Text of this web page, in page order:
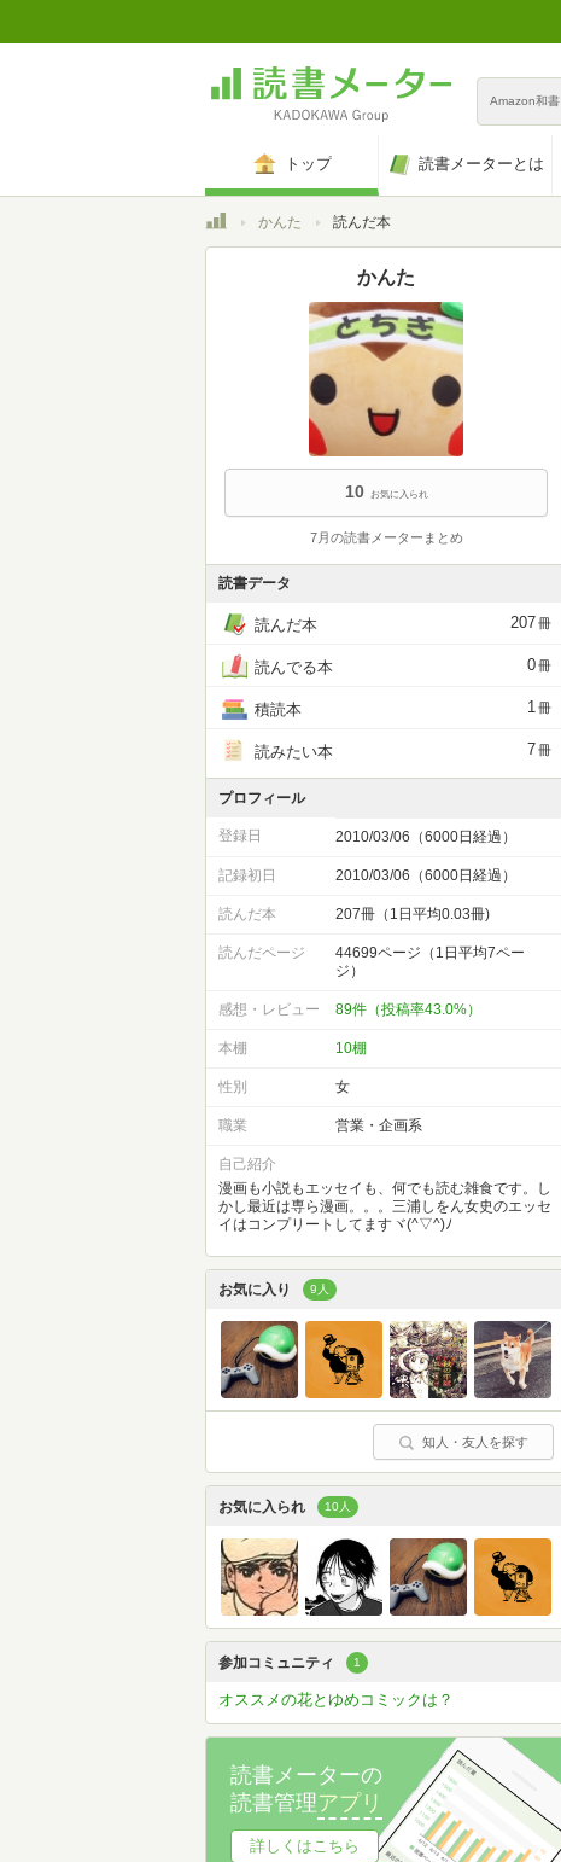
Amazon和書
トップ 読書メーターとは
トップかんた 読んだ本
かんた
10 お気に入られ
7月の読書メーターまとめ
読書データ
読んだ本 207冊
読んでる本 0冊
積読本 1冊
読みたい本 7冊
プロフィール
登録日 2010/03/06（6000日経過）
記録初日 2010/03/06（6000日経過）
読んだ本 207冊（1日平均0.03冊)
読んだページ
44699ページ（1日平均7ペー
ジ）
感想・レビュー 89件（投稿率43.0%）
本棚 10棚
性別 女
職業 営業・企画系
自己紹介
漫画も小説もエッセイも、何でも読む雑食です。し
かし最近は専ら漫画。。。三浦しをん女史のエッセ
イはコンプリートしてますヾ(^▽^)ﾉ
お気に入り 9人
知人・友人を探す
お気に入られ 10人
参加コミュニティ 1
オススメの花とゆめコミックは？
読書メーターの
読書管理アプリ
詳しくはこちら